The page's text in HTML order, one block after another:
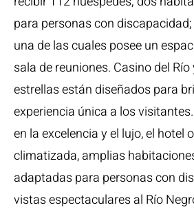
para personas con
una de las cuales posee un
sala de reuniones. Casino del
estrellas están diseñados para
experiencia única a los
en la excelencia y el lujo, el hotel
climatizada, amplias
adaptadas para personas con
vistas espectaculares al Río